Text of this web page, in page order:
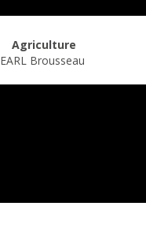
Agriculture
EARL Brousseau